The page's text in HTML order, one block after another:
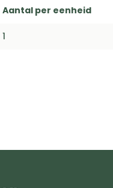
Aantal per eenheid
1